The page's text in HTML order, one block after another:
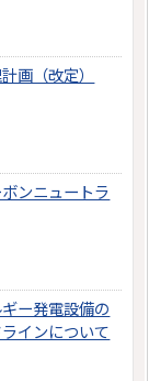
画（改定）
ンニュートラ
ー発電設備の
インについて